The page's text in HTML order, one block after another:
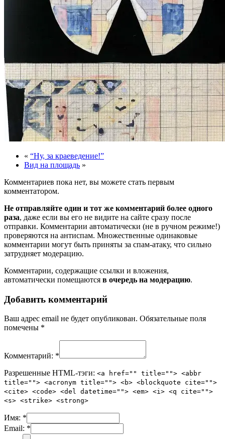
« “Ну, за краеведение!”
Вид на площадь »
Комментариев пока нет, вы можете стать первым
комментатором.
Не отправляйте один и тот же комментарий более одного
раза, даже если вы его не видите на сайте сразу после
отправки. Комментарии автоматически (не в ручном режиме!)
проверяются на антиспам. Множественные одинаковые
комментарии могут быть приняты за спам-атаку, что сильно
затрудняет модерацию.
Комментарии, содержащие ссылки и вложения,
автоматически помещаются в очередь на модерацию.
Добавить комментарий
Ваш адрес email не будет опубликован. Обязательные поля
помечены *
Комментарий: *
Разрешенные HTML-тэги: <a href="" title=""> <abbr
title=""> <acronym title=""> <b> <blockquote cite="">
<cite> <code> <del datetime=""> <em> <i> <q cite="">
<s> <strike> <strong>
Имя: *
Email: *